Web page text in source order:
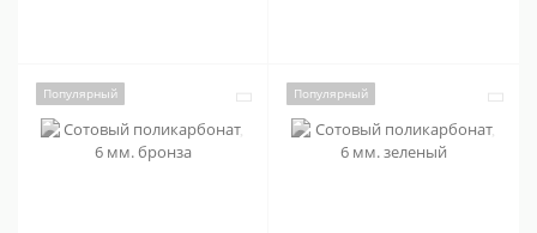
Популярный Популярный